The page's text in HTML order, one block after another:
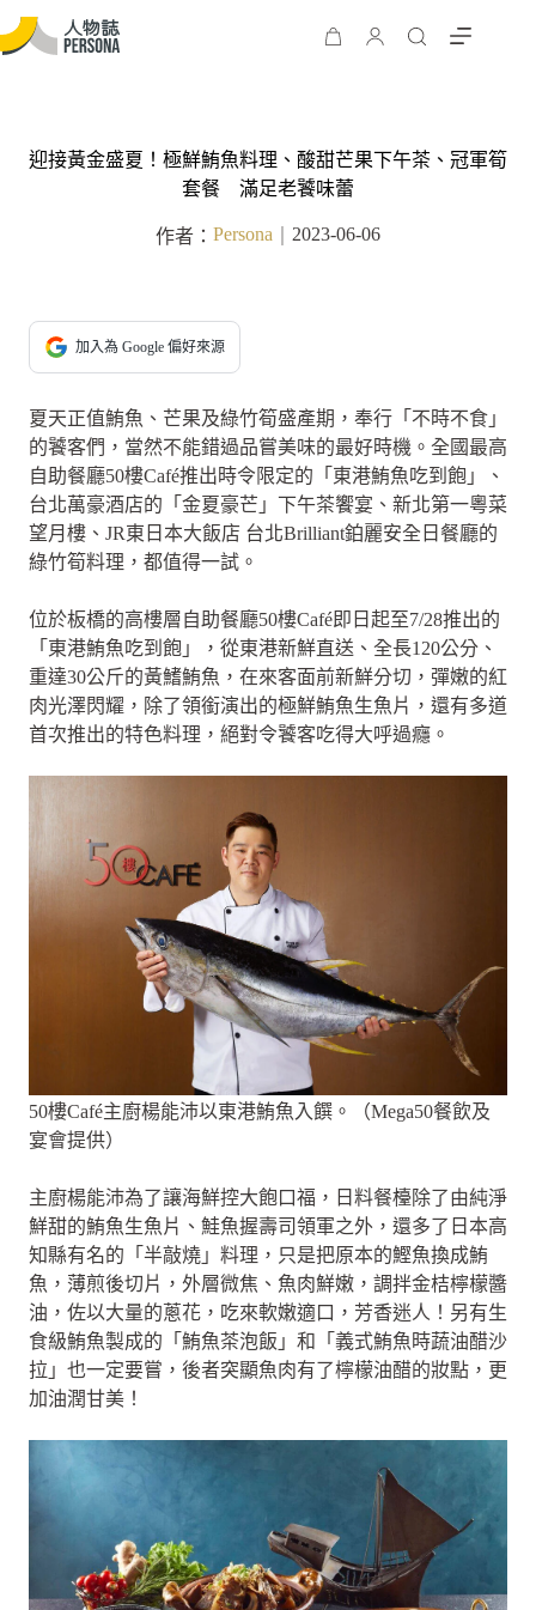
迎接黃金盛夏！極鮮鮪魚料理、酸甜芒果下午茶、冠軍筍
套餐 滿足老饕味蕾
作者： Persona 2023-06-06
加入為 Google 偏好來源
夏天正值鮪魚、芒果及綠竹筍盛產期，奉行「不時不食」
的饕客們，當然不能錯過品嘗美味的最好時機。全國最高
自助餐廳50樓Café推出時令限定的「東港鮪魚吃到飽」、
台北萬豪酒店的「金夏豪芒」下午茶饗宴、新北第一粵菜
望月樓、JR東日本大飯店 台北Brilliant鉑麗安全日餐廳的
綠竹筍料理，都值得一試。
位於板橋的高樓層自助餐廳50樓Café即日起至7/28推出的
「東港鮪魚吃到飽」，從東港新鮮直送、全長120公分、
重達30公斤的黃鰭鮪魚，在來客面前新鮮分切，彈嫩的紅
肉光澤閃耀，除了領銜演出的極鮮鮪魚生魚片，還有多道
首次推出的特色料理，絕對令饕客吃得大呼過癮。
50樓Café主廚楊能沛以東港鮪魚入饌。（Mega50餐飲及
宴會提供）
主廚楊能沛為了讓海鮮控大飽口福，日料餐檯除了由純淨
鮮甜的鮪魚生魚片、鮭魚握壽司領軍之外，還多了日本高
知縣有名的「半敲燒」料理，只是把原本的鰹魚換成鮪
魚，薄煎後切片，外層微焦、魚肉鮮嫩，調拌金桔檸檬醬
油，佐以大量的蔥花，吃來軟嫩適口，芳香迷人！另有生
食級鮪魚製成的「鮪魚茶泡飯」和「義式鮪魚時蔬油醋沙
拉」也一定要嘗，後者突顯魚肉有了檸檬油醋的妝點，更
加油潤甘美！